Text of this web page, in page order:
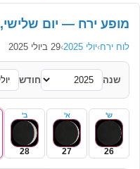
מופע ירח — יום שלישי, 29 ביולי 2025
לוח ירח›יולי 2025 ›29 ביולי 2025
שנה חודש
ש'
26
א'
27
ב'
28